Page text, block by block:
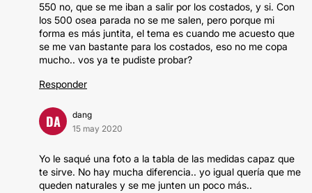
550 no, que se me iban a salir por los costados, y si. Con
los 500 osea parada no se me salen, pero porque mi
forma es más juntita, el tema es cuando me acuesto que
se me van bastante para los costados, eso no me copa
mucho.. vos ya te pudiste probar?
Responder
DA
dang
15 may 2020
Yo le saqué una foto a la tabla de las medidas capaz que
te sirve. No hay mucha diferencia.. yo igual quería que me
queden naturales y se me junten un poco más..